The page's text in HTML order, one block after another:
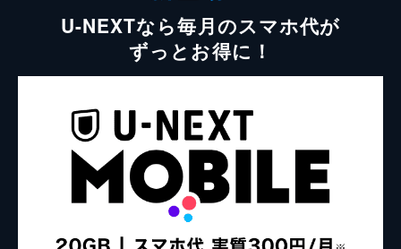
U-NEXTなら毎月のスマホ代が
ずっとお得に！